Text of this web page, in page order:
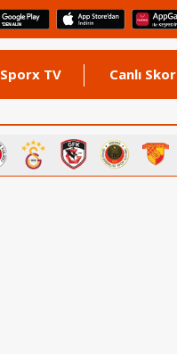
Sporx TV Canlı Skor